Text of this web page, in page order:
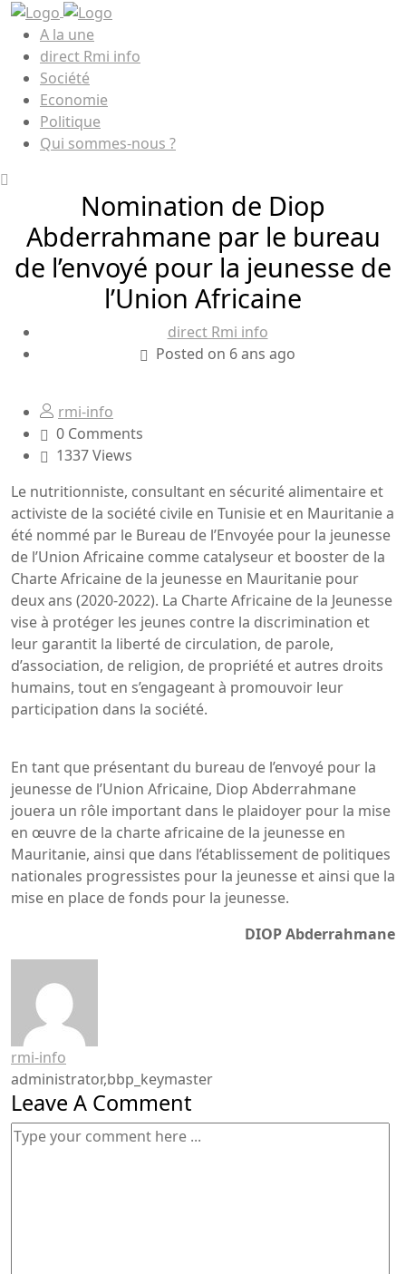
A la une
direct Rmi info
Société
Economie
Politique
Qui sommes-nous ?
Nomination de Diop
Abderrahmane par le bureau
de l’envoyé pour la jeunesse de
l’Union Africaine
direct Rmi info
Posted on 6 ans ago
rmi-info
0 Comments
1337 Views
Le nutritionniste, consultant en sécurité alimentaire et
activiste de la société civile en Tunisie et en Mauritanie a
été nommé par le Bureau de l’Envoyée pour la jeunesse
de l’Union Africaine comme catalyseur et booster de la
Charte Africaine de la jeunesse en Mauritanie pour
deux ans (2020-2022). La Charte Africaine de la Jeunesse
vise à protéger les jeunes contre la discrimination et
leur garantit la liberté de circulation, de parole,
d’association, de religion, de propriété et autres droits
humains, tout en s’engageant à promouvoir leur
participation dans la société.
En tant que présentant du bureau de l’envoyé pour la
jeunesse de l’Union Africaine, Diop Abderrahmane
jouera un rôle important dans le plaidoyer pour la mise
en œuvre de la charte africaine de la jeunesse en
Mauritanie, ainsi que dans l’établissement de politiques
nationales progressistes pour la jeunesse et ainsi que la
mise en place de fonds pour la jeunesse.
DIOP Abderrahmane
rmi-info
administrator,bbp_keymaster
Leave A Comment